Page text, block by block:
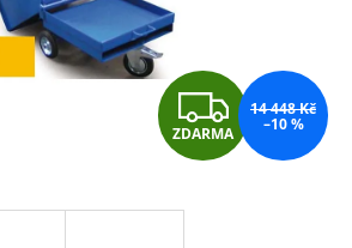
Z
D
ZDARMA
14 448 Kč
–10 %